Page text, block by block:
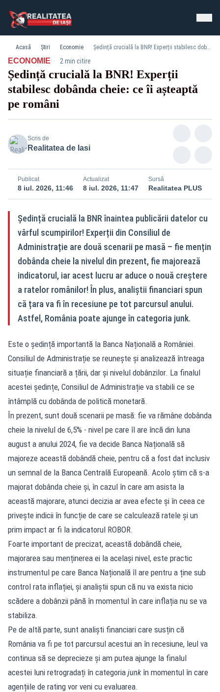
Acasă Știri Economie Ședință crucială la BNR! Experții stabilesc dobânda cheie: ce îi așteaptă pe români
ECONOMIE· 2 min citire
Ședință crucială la BNR! Experții
stabilesc dobânda cheie: ce îi așteaptă
pe români
Scris de
Realitatea de Iasi
Publicat
8 iul. 2026, 11:46
Actualizat
8 iul. 2026, 11:47
Sursă
Realitatea PLUS
Ședință crucială la BNR înaintea publicării datelor cu
vârful scumpirilor! Experții din Consiliul de
Administrație are două scenarii pe masă – fie mențin
dobânda cheie la nivelul din prezent, fie majorează
indicatorul, iar acest lucru ar aduce o nouă creștere
a ratelor românilor! În plus, analiștii financiari spun
că țara va fi în recesiune pe tot parcursul anului.
Astfel, România poate ajunge în categoria junk.
Este o ședință importantă la Banca Națională a României.
Consiliul de Administrație se reunește și analizează întreaga
situație financiară a țării, dar și nivelul dobânzilor. La finalul
acestei ședințe, Consiliul de Administrație va stabili ce se
întâmplă cu dobânda de politică monetară.
În prezent, sunt două scenarii pe masă: fie va rămâne dobânda
cheie la nivelul de 6,5% - nivel pe care îl are încă din luna
august a anului 2024, fie va decide Banca Națională să
majoreze această dobândă cheie, pentru că a fost dat inclusiv
un semnal de la Banca Centrală Europeană. Acolo știm că s-a
majorat dobânda cheie și, în cazul în care am asista la
această majorare, atunci decizia ar avea efecte și în ceea ce
privește indicii în funcție de care se calculează ratele și un
prim impact ar fi la indicatorul ROBOR.
Foarte important de precizat, această dobândă cheie,
majorarea sau menținerea ei la același nivel, este practic
instrumentul pe care Banca Națională îl are pentru a ține sub
control rata inflației, și analiștii spun că nu va exista nicio
scădere a dobânzii până în momentul în care inflația nu se va
stabiliza.
Pe de altă parte, sunt analiști financiari care susțin că
România va fi pe tot parcursul acestui an în recesiune, leul va
continua să se deprecieze și am putea ajunge la finalul
acestei luni retrogradați în categoria junkîn momentul în care
agențiile de rating vor veni cu evaluarea.